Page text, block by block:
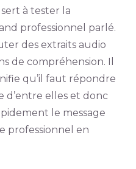
à tester la
professionnel parlé.
des extraits audio
de compréhension. Il
qu’il faut répondre
d’entre elles et donc
le message
professionnel en